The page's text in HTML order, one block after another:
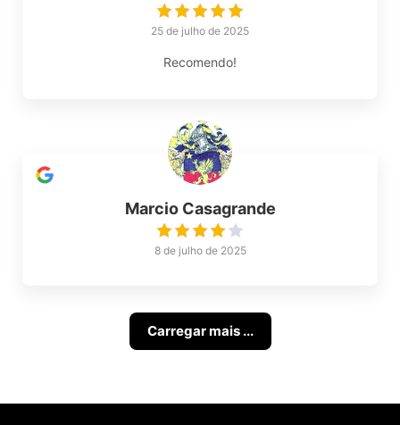
25 de julho de 2025
Recomendo!
Marcio Casagrande
8 de julho de 2025
Carregar mais ...